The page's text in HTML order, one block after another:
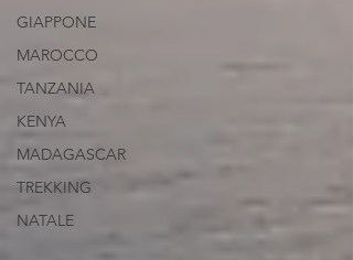
GIAPPONE
MAROCCO
TANZANIA
KENYA
MADAGASCAR
TREKKING
NATALE